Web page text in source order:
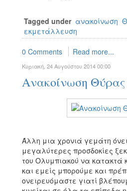
Tagged under ανακοίνωση
εκμετάλλευση
0 Comments Read more...
Κυριακή, 24 Αυγούστου 2014 00:00
Ανακοίνωση Θύρας
Άλλη μια χρονιά γεμάτη
μεγαλύτερες προσδοκίες
του Ολυμπιακού να κατακτά
και εμείς μπορούμε και
ονειρευόμαστε γιατί